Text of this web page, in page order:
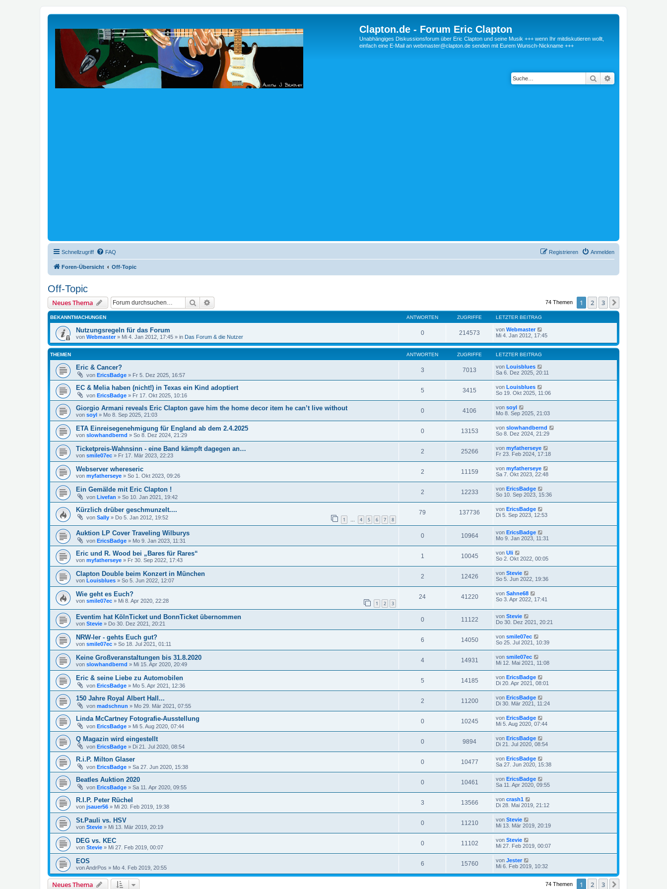
Clapton.de - Forum Eric Clapton
Unabhängiges Diskussionsforum über Eric Clapton und seine Musik +++ wenn Ihr mitdiskutieren wollt,
einfach eine E-Mail an webmaster@clapton.de senden mit Eurem Wunsch-Nickname +++
Suche
Schnellzugriff FAQ Anmelden
Registrieren
Foren-Übersicht Off-Topic
Off-Topic
Neues Thema Suche 74 Themen 1 2 3
BEKANNTMACHUNGEN ANTWORTEN ZUGRIFFE LETZTER BEITRAG
Nutzungsregeln für das Forum
von Webmaster» Mi 4. Jan 2012, 17:45 » in Das Forum & die Nutzer
0 214573 von Webmaster
Mi 4. Jan 2012, 17:45
THEMEN ANTWORTEN ZUGRIFFE LETZTER BEITRAG
Eric & Cancer?
von EricsBadge » Fr 5. Dez 2025, 16:57
3 7013 von Louisblues
Sa 6. Dez 2025, 20:11
EC & Melia haben (nicht!) in Texas ein Kind adoptiert
von EricsBadge » Fr 17. Okt 2025, 10:16
5 3415 von Louisblues
So 19. Okt 2025, 11:06
Giorgio Armani reveals Eric Clapton gave him the home decor item he can’t live without
von soyl » Mo 8. Sep 2025, 21:03
0 4106 von soyl
Mo 8. Sep 2025, 21:03
ETA Einreisegenehmigung für England ab dem 2.4.2025
von slowhandbernd » So 8. Dez 2024, 21:29
0 13153 von slowhandbernd
So 8. Dez 2024, 21:29
Ticketpreis-Wahnsinn - eine Band kämpft dagegen an…
von smile07ec » Fr 17. Mär 2023, 22:23
2 25266 von myfatherseye
Fr 23. Feb 2024, 17:18
Webserver whereseric
von myfatherseye » So 1. Okt 2023, 09:26
2 11159 von myfatherseye
Sa 7. Okt 2023, 22:48
Ein Gemälde mit Eric Clapton !
von Livefan » So 10. Jan 2021, 19:42
2 12233 von EricsBadge
So 10. Sep 2023, 15:36
Kürzlich drüber geschmunzelt....
von Sally » Do 5. Jan 2012, 19:52 1 … 4 5 6 7 8
79 137736 von EricsBadge
Di 5. Sep 2023, 12:53
Auktion LP Cover Traveling Wilburys
von EricsBadge » Mo 9. Jan 2023, 11:31
0 10964 von EricsBadge
Mo 9. Jan 2023, 11:31
Eric und R. Wood bei „Bares für Rares“
von myfatherseye » Fr 30. Sep 2022, 17:43
1 10045 von Uli
So 2. Okt 2022, 00:05
Clapton Double beim Konzert in München
von Louisblues » So 5. Jun 2022, 12:07
2 12426 von Stevie
So 5. Jun 2022, 19:36
Wie geht es Euch?
von smile07ec » Mi 8. Apr 2020, 22:28 1 2 3
24 41220 von Sahne68
So 3. Apr 2022, 17:41
Eventim hat KölnTicket und BonnTicket übernommen
von Stevie » Do 30. Dez 2021, 20:21
0 11122 von Stevie
Do 30. Dez 2021, 20:21
NRW-ler - gehts Euch gut?
von smile07ec » So 18. Jul 2021, 01:11
6 14050 von smile07ec
So 25. Jul 2021, 10:39
Keine Großveranstaltungen bis 31.8.2020
von slowhandbernd » Mi 15. Apr 2020, 20:49
4 14931 von smile07ec
Mi 12. Mai 2021, 11:08
Eric & seine Liebe zu Automobilen
von EricsBadge » Mo 5. Apr 2021, 12:36
5 14185 von EricsBadge
Di 20. Apr 2021, 08:01
150 Jahre Royal Albert Hall...
von madschnun » Mo 29. Mär 2021, 07:55
2 11200 von EricsBadge
Di 30. Mär 2021, 11:24
Linda McCartney Fotografie-Ausstellung
von EricsBadge » Mi 5. Aug 2020, 07:44
0 10245 von EricsBadge
Mi 5. Aug 2020, 07:44
Q Magazin wird eingestellt
von EricsBadge » Di 21. Jul 2020, 08:54
0 9894 von EricsBadge
Di 21. Jul 2020, 08:54
R.i.P. Milton Glaser
von EricsBadge » Sa 27. Jun 2020, 15:38
0 10477 von EricsBadge
Sa 27. Jun 2020, 15:38
Beatles Auktion 2020
von EricsBadge » Sa 11. Apr 2020, 09:55
0 10461 von EricsBadge
Sa 11. Apr 2020, 09:55
R.I.P. Peter Rüchel
von jsauer56 » Mi 20. Feb 2019, 19:38
3 13566 von crash1
Di 28. Mai 2019, 21:12
St.Pauli vs. HSV
von Stevie » Mi 13. Mär 2019, 20:19
0 11210 von Stevie
Mi 13. Mär 2019, 20:19
DEG vs. KEC
von Stevie » Mi 27. Feb 2019, 00:07
0 11102 von Stevie
Mi 27. Feb 2019, 00:07
EOS
vonAndrPos » Mo 4. Feb 2019, 20:55
6 15760 von Jester
Mi 6. Feb 2019, 10:32
Neues Thema 74 Themen 1 2 3